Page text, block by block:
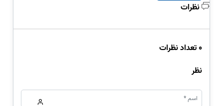
نظرات
0 تعداد نظرات
نظر